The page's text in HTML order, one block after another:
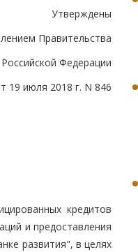
Утверждены
Правительства
Российской Федерации
19 июля 2018 г. N 846
кредитов
и предоставления
развития", в целях